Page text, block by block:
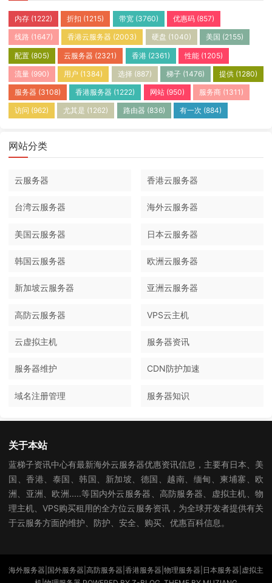
内存 (1222) 折扣 (1215) 带宽(3760) 优惠码(857)
线路 (1647) 香港云服务器 (2003) 硬盘 (1040) 美国 (2155)
配置 (805) 云服务器 (2321) 香港(2361) 性能(1205)
流量 (990) 用户 (1384) 选择 (887) 梯子(1476) 提供 (1280)
服务器 (3108) 香港服务器 (1222) 网站(950) 服务商(1311)
访问 (962) 尤其是 (1262) 路由器 (836) 有一次 (884)
网站分类
云服务器 香港云服务器
台湾云服务器 海外云服务器
美国云服务器 日本云服务器
韩国云服务器 欧洲云服务器
新加坡云服务器 亚洲云服务器
高防云服务器 VPS云主机
云虚拟主机 服务器资讯
服务器维护 CDN防护加速
域名注册管理 服务器知识
关于本站
蓝梯子资讯中心有最新海外云服务器优惠资讯信息，主要有日本、美
国、香港、泰国、韩国、新加坡、德国、越南、缅甸、柬埔寨、欧
洲、亚洲、欧洲.....等国内外云服务器、高防服务器、虚拟主机、物
理主机、VPS购买租用的全方位云服务资讯，为全球开发者提供有关
于云服务方面的维护、防护、安全、购买、优惠百科信息。
海外服务器|国外服务器|高防服务器|香港服务器|物理服务器|日本服务器|虚拟主